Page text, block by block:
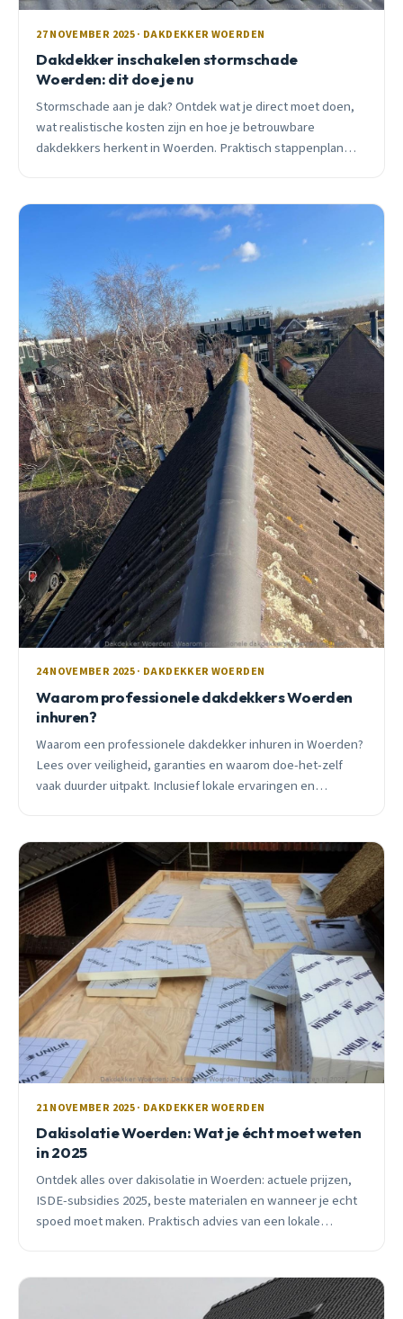
27 NOVEMBER 2025 · DAKDEKKER WOERDEN
Dakdekker inschakelen stormschade
Woerden: dit doe je nu
Stormschade aan je dak? Ontdek wat je direct moet doen,
wat realistische kosten zijn en hoe je betrouwbare
dakdekkers herkent in Woerden. Praktisch stappenplan
24 NOVEMBER 2025 · DAKDEKKER WOERDEN
Waarom professionele dakdekkers Woerden
inhuren?
Waarom een professionele dakdekker inhuren in Woerden?
Lees over veiligheid, garanties en waarom doe-het-zelf
vaak duurder uitpakt. Inclusief lokale ervaringen en
21 NOVEMBER 2025 · DAKDEKKER WOERDEN
Dakisolatie Woerden: Wat je écht moet weten
in 2025
Ontdek alles over dakisolatie in Woerden: actuele prijzen,
ISDE-subsidies 2025, beste materialen en wanneer je echt
spoed moet maken. Praktisch advies van een lokale